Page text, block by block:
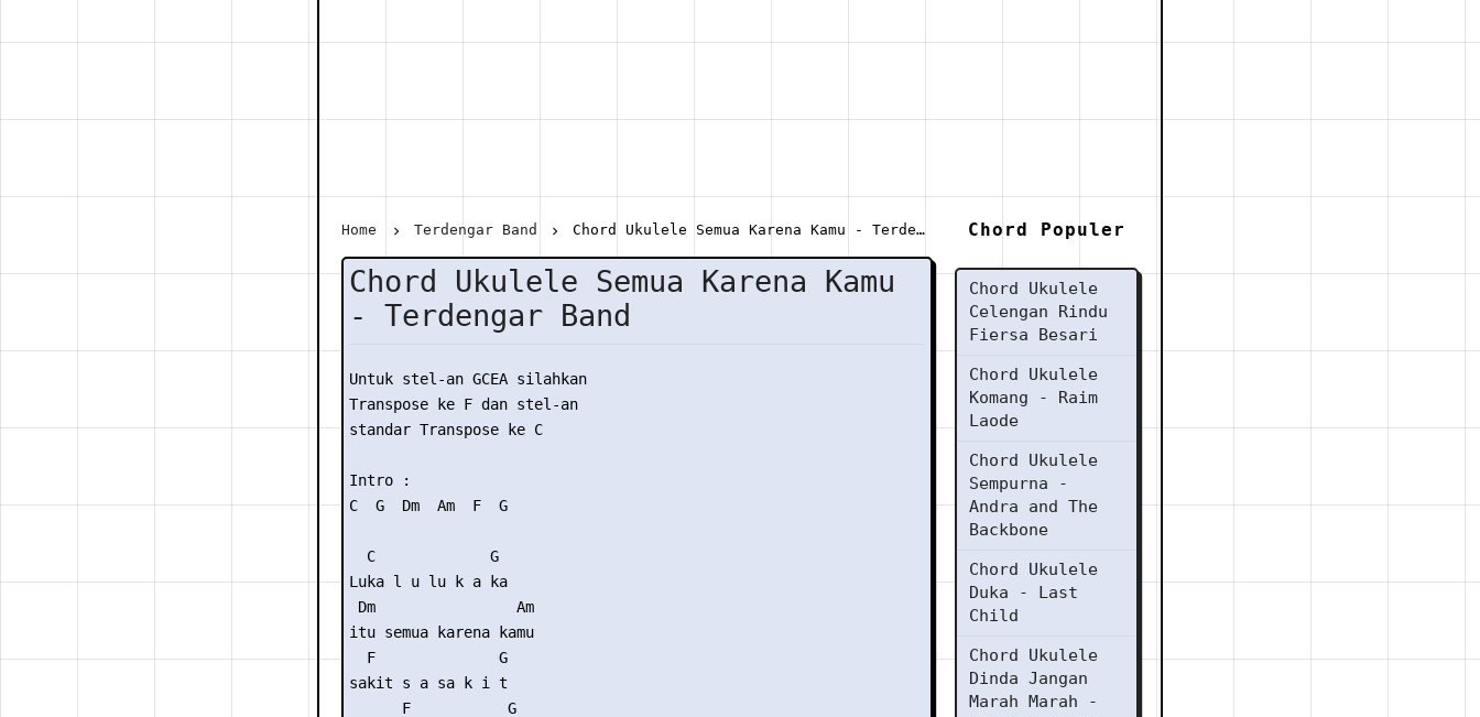
Home Terdengar Band Chord Ukulele Semua Karena Kamu - Terdengar Band
Chord Ukulele Semua Karena Kamu
- Terdengar Band
Untuk stel-an GCEA silahkan
Transpose ke F dan stel-an
standar Transpose ke C
Intro :
C  G  Dm  Am  F  G
  C             G
Luka l u lu k a ka
Dm                Am
itu semua karena kamu
  F              G
sakit s a sa k i t
      F           G
Chord Populer
Chord Ukulele
Celengan Rindu
Fiersa Besari
Chord Ukulele
Komang - Raim
Laode
Chord Ukulele
Sempurna -
Andra and The
Backbone
Chord Ukulele
Duka - Last
Child
Chord Ukulele
Dinda Jangan
Marah Marah -